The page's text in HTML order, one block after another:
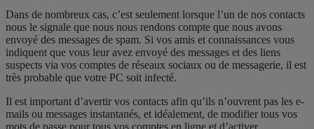
Dans de nombreux cas, c’est seulement lorsque l’un de nos contacts
nous le signale que nous nous rendons compte que nous avons
envoyé des messages de spam. Si vos amis et connaissances vous
indiquent que vous leur avez envoyé des messages et des liens
suspects via vos comptes de réseaux sociaux ou de messagerie, il est
très probable que votre PC soit infecté.
Il est important d’avertir vos contacts afin qu’ils n’ouvrent pas les e-
mails ou messages instantanés, et idéalement, de modifier tous vos
mots de passe pour tous vos comptes en ligne et d’activer